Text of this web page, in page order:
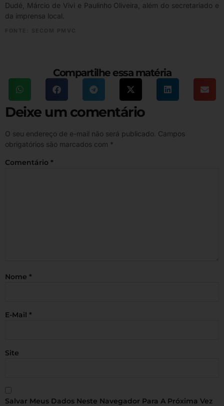
Dudé, Márcio de Vivi e Paulinho Oliveira, além do secretariado e
da imprensa local.
Compartilhe essa matéria
Deixe um comentário
O seu endereço de e-mail não será publicado. Campos
obrigatórios são marcados com *
Comentário *
Nome *
E-Mail *
Site
Salvar Meus Dados Neste Navegador Para A Próxima Vez